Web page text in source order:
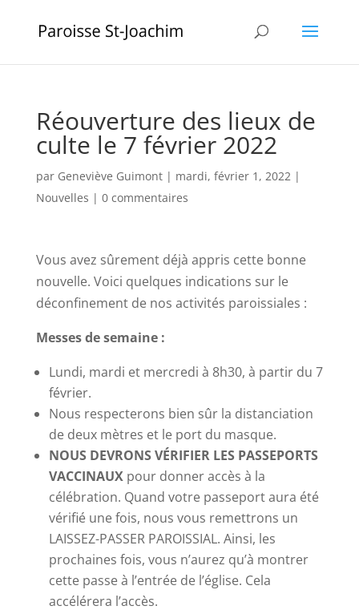
Réouverture des lieux de
culte le 7 février 2022
par Geneviève Guimont| mardi, février 1, 2022|
Nouvelles | 0 commentaires
Vous avez sûrement déjà appris cette bonne
nouvelle. Voici quelques indications sur le
déconfinement de nos activités paroissiales :
Messes de semaine :
Lundi, mardi et mercredi à 8h30, à partir du 7
février.
Nous respecterons bien sûr la distanciation
de deux mètres et le port du masque.
NOUS DEVRONS VÉRIFIER LES PASSEPORTS
VACCINAUXpour donner accès à la
célébration. Quand votre passeport aura été
vérifié une fois, nous vous remettrons un
LAISSEZ-PASSER PAROISSIAL. Ainsi, les
prochaines fois, vous n’aurez qu’à montrer
cette passe à l’entrée de l’église. Cela
accélérera l’accès.